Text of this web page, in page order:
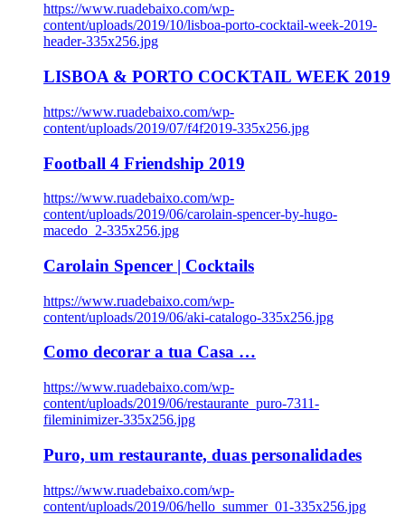
https://www.ruadebaixo.com/wp-
content/uploads/2019/10/lisboa-porto-cocktail-week-2019-
header-335x256.jpg
LISBOA & PORTO COCKTAIL WEEK 2019
https://www.ruadebaixo.com/wp-
content/uploads/2019/07/f4f2019-335x256.jpg
Football 4 Friendship 2019
https://www.ruadebaixo.com/wp-
content/uploads/2019/06/carolain-spencer-by-hugo-
macedo_2-335x256.jpg
Carolain Spencer | Cocktails
https://www.ruadebaixo.com/wp-
content/uploads/2019/06/aki-catalogo-335x256.jpg
Como decorar a tua Casa …
https://www.ruadebaixo.com/wp-
content/uploads/2019/06/restaurante_puro-7311-
fileminimizer-335x256.jpg
Puro, um restaurante, duas personalidades
https://www.ruadebaixo.com/wp-
content/uploads/2019/06/hello_summer_01-335x256.jpg